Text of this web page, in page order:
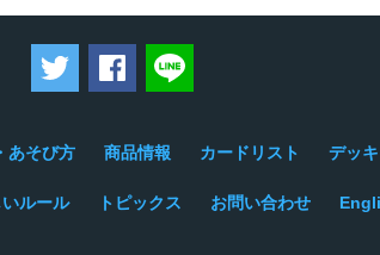
ツイートするFacebookでシェアする
あそび方 商品情報 カードリスト デッ
ルール トピックス お問い合わせ